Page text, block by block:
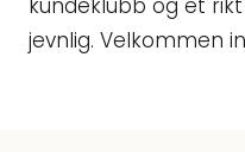
jevnlig. Velkommen